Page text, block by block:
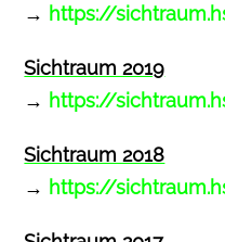
→ https://
Sichtraum 2019
→ https://
Sichtraum 2018
→ https://